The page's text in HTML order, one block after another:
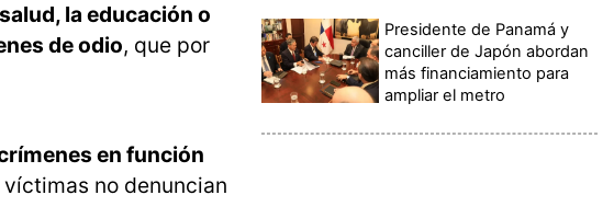
la educación o
de odio, que por
en función
no denuncian
Presidente de Panamá y
canciller de Japón abordan
más financiamiento para
ampliar el metro